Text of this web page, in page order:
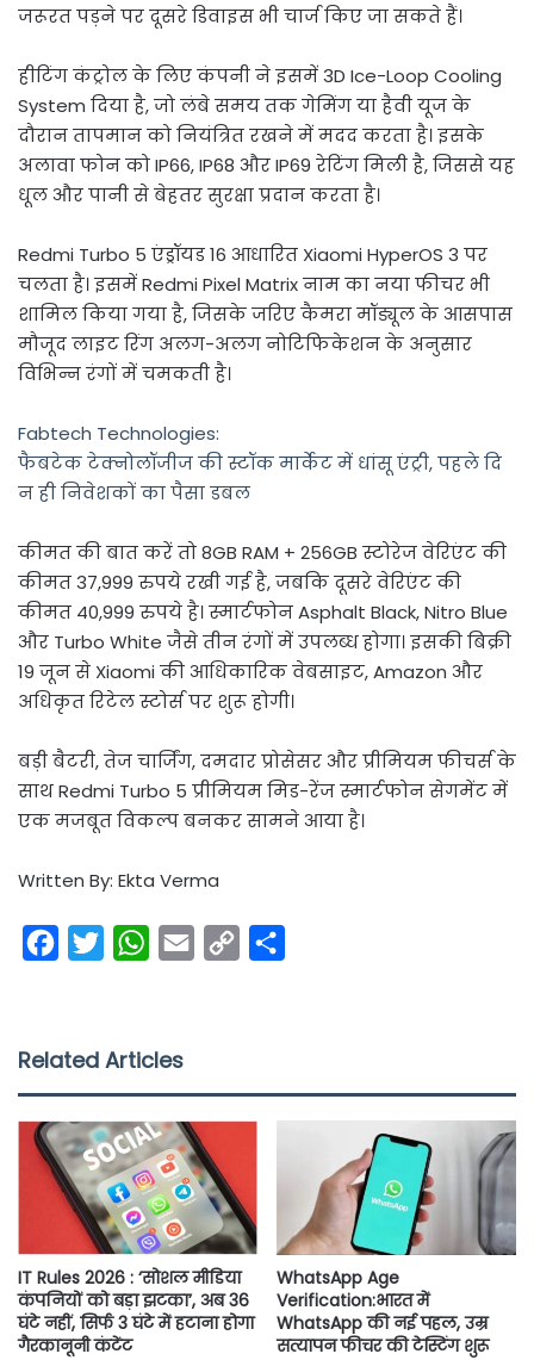
जरूरत पड़ने पर दूसरे डिवाइस भी चार्ज किए जा सकते हैं।
हीटिंग कंट्रोल के लिए कंपनी ने इसमें 3D Ice-Loop Cooling
System दिया है, जो लंबे समय तक गेमिंग या हैवी यूज के
दौरान तापमान को नियंत्रित रखने में मदद करता है। इसके
अलावा फोन को IP66, IP68 और IP69 रेटिंग मिली है, जिससे यह
धूल और पानी से बेहतर सुरक्षा प्रदान करता है।
Redmi Turbo 5 एंड्रॉयड 16 आधारित Xiaomi HyperOS 3 पर
चलता है। इसमें Redmi Pixel Matrix नाम का नया फीचर भी
शामिल किया गया है, जिसके जरिए कैमरा मॉड्यूल के आसपास
मौजूद लाइट रिंग अलग-अलग नोटिफिकेशन के अनुसार
विभिन्न रंगों में चमकती है।
Fabtech Technologies:
फैबटेक टेक्नोलॉजीज की स्टॉक मार्केट में धांसू एंट्री, पहले दि
न ही निवेशकों का पैसा डबल
कीमत की बात करें तो 8GB RAM + 256GB स्टोरेज वेरिएंट की
कीमत 37,999 रुपये रखी गई है, जबकि दूसरे वेरिएंट की
कीमत 40,999 रुपये है। स्मार्टफोन Asphalt Black, Nitro Blue
और Turbo White जैसे तीन रंगों में उपलब्ध होगा। इसकी बिक्री
19 जून से Xiaomi की आधिकारिक वेबसाइट, Amazon और
अधिकृत रिटेल स्टोर्स पर शुरू होगी।
बड़ी बैटरी, तेज चार्जिंग, दमदार प्रोसेसर और प्रीमियम फीचर्स के
साथ Redmi Turbo 5 प्रीमियम मिड-रेंज स्मार्टफोन सेगमेंट में
एक मजबूत विकल्प बनकर सामने आया है।
Written By: Ekta Verma
e
o
o
k
t
e
r
W
t
A
p
p
i
Related Articles
IT Rules 2026 : ‘सोशल मीडिया
कंपनियों को बड़ा झटका’, अब 36
घंटे नहीं, सिर्फ 3 घंटे में हटाना होगा
गैरकानूनी कंटेंट
WhatsApp Age
Verification:भारत में
WhatsApp की नई पहल, उम्र
सत्यापन फीचर की टेस्टिंग शुरू